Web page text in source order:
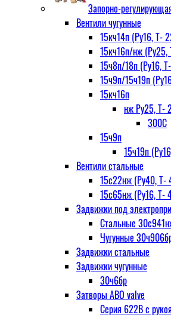
Запорно-
Вентили чугунные
15кч14п (Ру16, Т-
15кч16п/нж
15ч8п/18п (Ру16,
15ч9п/15ч19п
15кч16п
нж Ру25, Т-
300С
15ч9п
15ч19п
Вентили стальные
15с22нж (Ру40, Т-
15с65нж (Ру16, Т-
Задвижки под
Стальные
Чугунные
Задвижки стальные
Задвижки чугунные
30ч6бр
Затворы ABO valve
Серия 622В с